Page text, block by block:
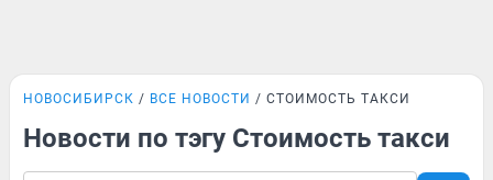
НОВОСИБИРСК ВСЕ НОВОСТИ СТОИМОСТЬ ТАКСИ
Новости по тэгу Стоимость такси